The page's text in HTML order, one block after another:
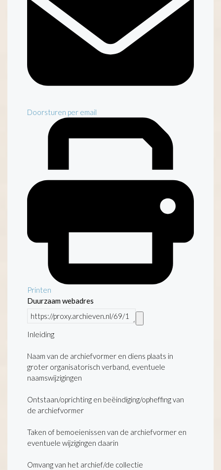
Doorsturen per email
Printen
Duurzaam webadres
Inleiding
Naam van de archiefvormer en diens plaats in
groter organisatorisch verband, eventuele
naamswijzigingen
Ontstaan/oprichting en beëindiging/opheffing van
de archiefvormer
Taken of bemoeienissen van de archiefvormer en
eventuele wijzigingen daarin
Omvang van het archief/de collectie